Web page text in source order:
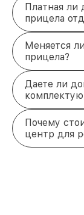
Платная ли
прицела
Меняется
прицела?
Даете ли
Почему
центр для